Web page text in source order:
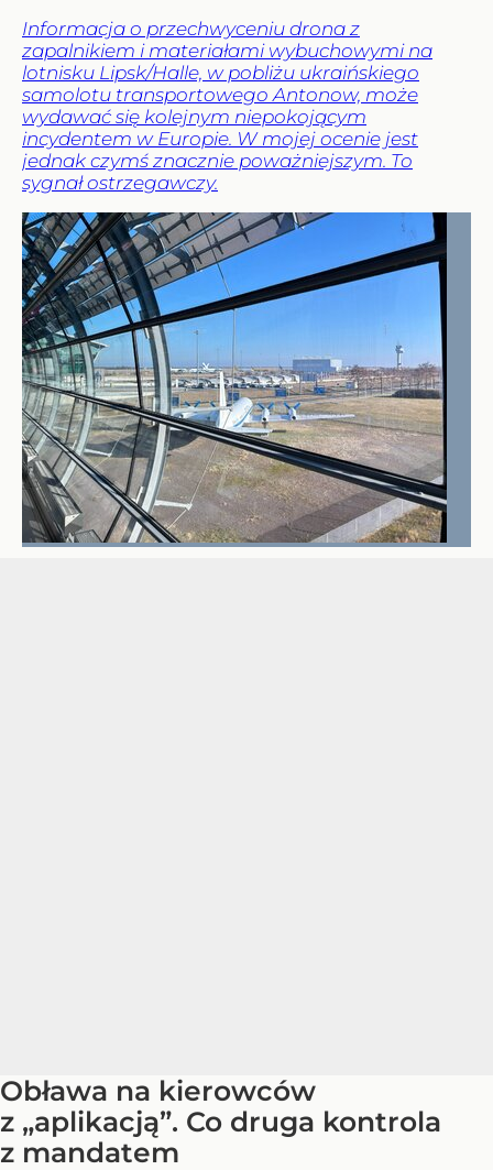
Informacja o przechwyceniu drona z
zapalnikiem i materiałami wybuchowymi na
lotnisku Lipsk/Halle, w pobliżu ukraińskiego
samolotu transportowego Antonow, może
wydawać się kolejnym niepokojącym
incydentem w Europie. W mojej ocenie jest
jednak czymś znacznie poważniejszym. To
sygnał ostrzegawczy.
Obława na kierowców
z „aplikacją”. Co druga kontrola
z mandatem